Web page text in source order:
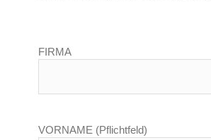
FIRMA
VORNAME (Pflichtfeld)